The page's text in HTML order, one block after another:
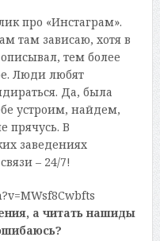
про «Инстаграм».
там зависаю, хотя в
тем более
Люди любят
Да, была
устроим, найдем,
прячусь. В
заведениях
– 24/7!
а читать нашиды